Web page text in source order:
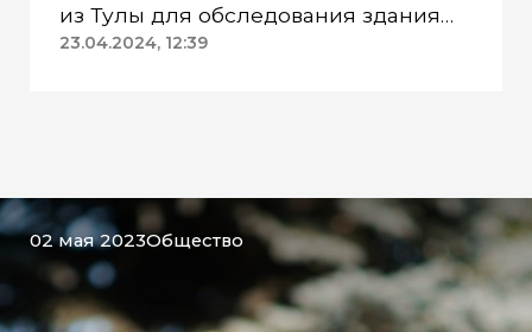
из Тулы для обследования здания
ДК «Геолог»
23.04.2024, 12:39
02 мая 2023Общество